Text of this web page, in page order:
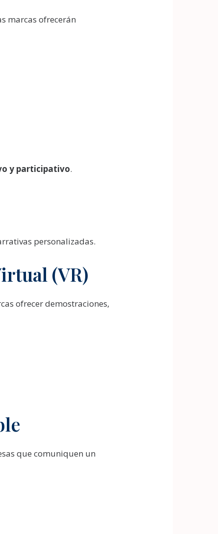
marcas ofrecerán
y participativo.
personalizadas.
(VR)
ofrecer demostraciones,
que comuniquen un